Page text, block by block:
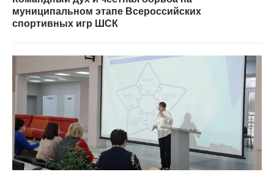
муниципальном этапе Всероссийских
спортивных игр ШСК